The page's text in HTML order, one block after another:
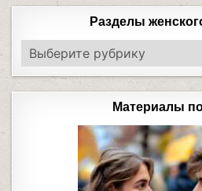
Разделы
Материалы